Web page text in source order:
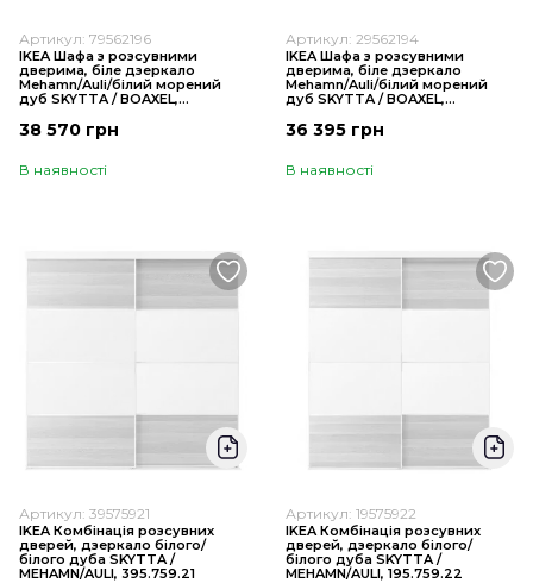
Артикул: 79562196
IKEA Шафа з розсувними
дверима, біле дзеркало
Mehamn/Auli/білий морений
дуб SKYTTA / BOAXEL,
38 570 грн
В наявності
Артикул: 29562194
IKEA Шафа з розсувними
дверима, біле дзеркало
Mehamn/Auli/білий морений
дуб SKYTTA / BOAXEL,
36 395 грн
В наявності
Артикул: 39575921
IKEA Комбінація розсувних
дверей, дзеркало білого/
білого дуба SKYTTA /
MEHAMN/AULI, 395.759.21
Артикул: 19575922
IKEA Комбінація розсувних
дверей, дзеркало білого/
білого дуба SKYTTA /
MEHAMN/AULI, 195.759.22